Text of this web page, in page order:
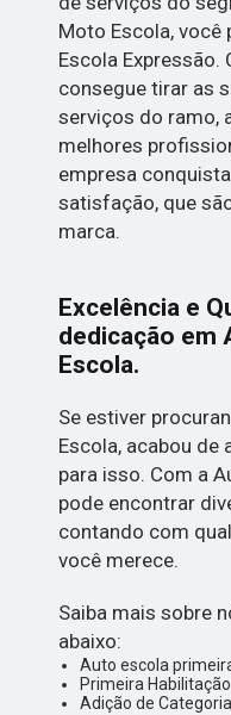
Moto Escola, você
Escola
consegue tirar as
serviços do ramo,
melhores
empresa
satisfação, que
marca.
Excelência e
dedicação em
Escola.
Se estiver
Escola, acabou de
para isso. Com a
pode encontrar
contando com
você merece.
Saiba mais sobre
abaixo:
Auto escola
Primeira Habilitação
Adição de Categoria